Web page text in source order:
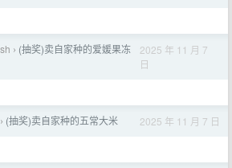
› (抽奖)卖自家种的爱媛果冻
2025 年 11 月 7
日
› (抽奖)卖自家种的五常大米 2025 年 11 月 7 日